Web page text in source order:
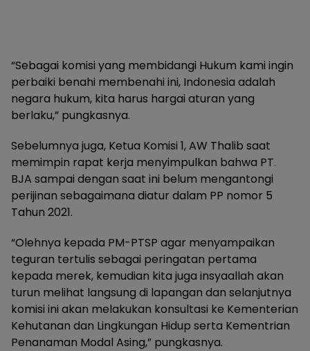
“Sebagai komisi yang membidangi Hukum kami ingin
perbaiki benahi membenahi ini, Indonesia adalah
negara hukum, kita harus hargai aturan yang
berlaku,” pungkasnya.
Sebelumnya juga, Ketua Komisi 1, AW Thalib saat
memimpin rapat kerja menyimpulkan bahwa PT.
BJA sampai dengan saat ini belum mengantongi
perijinan sebagaimana diatur dalam PP nomor 5
Tahun 2021.
“Olehnya kepada PM-PTSP agar menyampaikan
teguran tertulis sebagai peringatan pertama
kepada merek, kemudian kita juga insyaallah akan
turun melihat langsung di lapangan dan selanjutnya
komisi ini akan melakukan konsultasi ke Kementerian
Kehutanan dan Lingkungan Hidup serta Kementrian
Penanaman Modal Asing,” pungkasnya.